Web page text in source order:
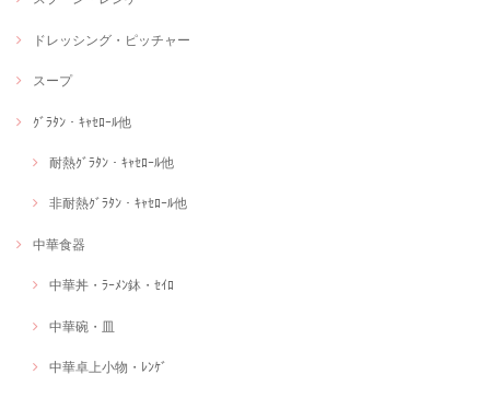
ドレッシング・ピッチャー
スープ
ｸﾞﾗﾀﾝ・ｷｬｾﾛｰﾙ他
耐熱ｸﾞﾗﾀﾝ・ｷｬｾﾛｰﾙ他
非耐熱ｸﾞﾗﾀﾝ・ｷｬｾﾛｰﾙ他
中華食器
中華丼・ﾗｰﾒﾝ鉢・ｾｲﾛ
中華碗・皿
中華卓上小物・ﾚﾝｹﾞ